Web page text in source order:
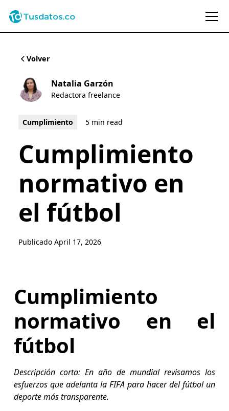
Volver
Natalia Garzón
Redactora freelance
Cumplimiento 5 min read
Cumplimiento
normativo en
el fútbol
Publicado April 17, 2026
Cumplimiento
normativo en el
fútbol
Descripción corta: En año de mundial revisamos los
esfuerzos que adelanta la FIFA para hacer del fútbol un
deporte más transparente.